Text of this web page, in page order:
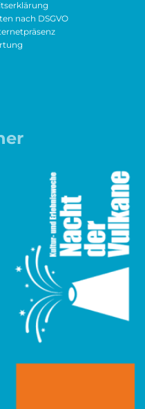
nach DSGVO